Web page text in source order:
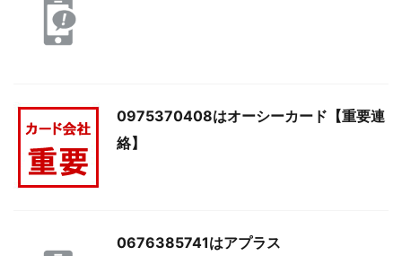
0975370408はオーシーカード【重要連
絡】
0676385741はアプラス